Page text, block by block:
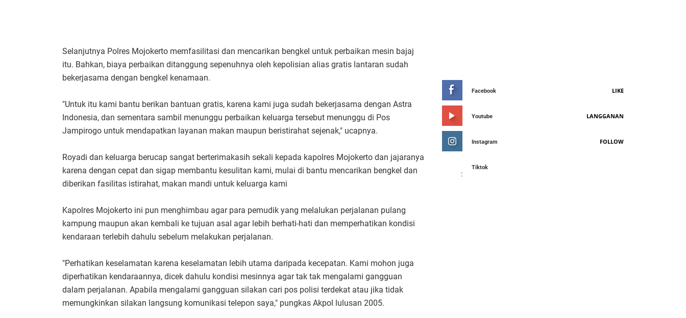
Selanjutnya Polres Mojokerto memfasilitasi dan mencarikan bengkel untuk perbaikan mesin bajaj
itu. Bahkan, biaya perbaikan ditanggung sepenuhnya oleh kepolisian alias gratis lantaran sudah
bekerjasama dengan bengkel kenamaan.
"Untuk itu kami bantu berikan bantuan gratis, karena kami juga sudah bekerjasama dengan Astra
Indonesia, dan sementara sambil menunggu perbaikan keluarga tersebut menunggu di Pos
Jampirogo untuk mendapatkan layanan makan maupun beristirahat sejenak," ucapnya.
Royadi dan keluarga berucap sangat berterimakasih sekali kepada kapolres Mojokerto dan jajaranya
karena dengan cepat dan sigap membantu kesulitan kami, mulai di bantu mencarikan bengkel dan
diberikan fasilitas istirahat, makan mandi untuk keluarga kami
Kapolres Mojokerto ini pun menghimbau agar para pemudik yang melalukan perjalanan pulang
kampung maupun akan kembali ke tujuan asal agar lebih berhati-hati dan memperhatikan kondisi
kendaraan terlebih dahulu sebelum melakukan perjalanan.
"Perhatikan keselamatan karena keselamatan lebih utama daripada kecepatan. Kami mohon juga
diperhatikan kendaraannya, dicek dahulu kondisi mesinnya agar tak tak mengalami gangguan
dalam perjalanan. Apabila mengalami gangguan silakan cari pos polisi terdekat atau jika tidak
memungkinkan silakan langsung komunikasi telepon saya," pungkas Akpol lulusan 2005.
Facebook LIKE
Youtube LANGGANAN
Instagram FOLLOW
Tiktok